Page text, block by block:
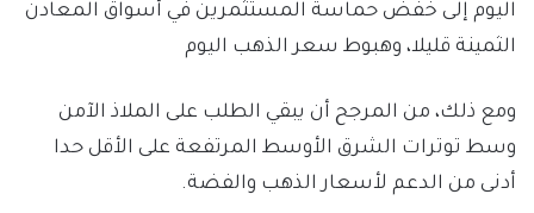
اليوم إلى خفض حماسة المستثمرين في أسواق المعادن
الثمينة قليلا، وهبوط سعر الذهب اليوم
ومع ذلك، من المرجح أن يبقي الطلب على الملاذ الآمن
وسط توترات الشرق الأوسط المرتفعة على الأقل حدا
أدنى من الدعم لأسعار الذهب والفضة.